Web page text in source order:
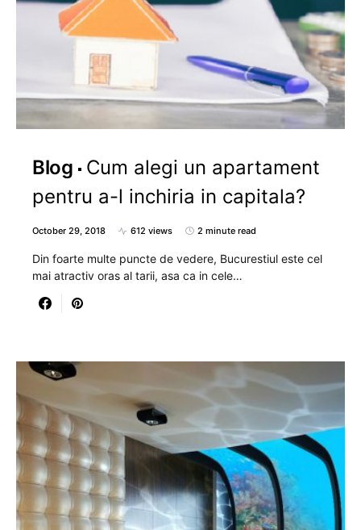
Blog
Cum alegi un apartament
pentru a-l inchiria in capitala?
October 29, 2018 612 views 2 minute read
Din foarte multe puncte de vedere, Bucurestiul este cel
mai atractiv oras al tarii, asa ca in cele…